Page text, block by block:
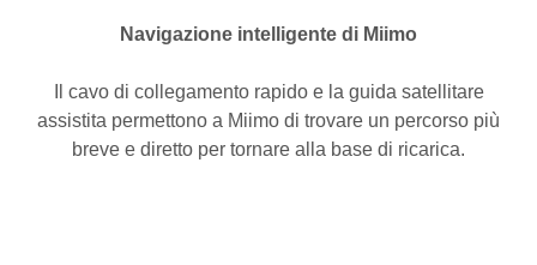
Navigazione intelligente di Miimo
Il cavo di collegamento rapido e la guida satellitare
assistita permettono a Miimo di trovare un percorso più
breve e diretto per tornare alla base di ricarica.